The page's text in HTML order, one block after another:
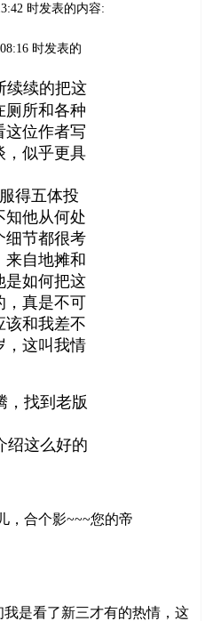
时发表的内容:
时发表的
续续的把这
所和各种
位作者写
，似乎更具
得五体投
知他从何处
细节都很考
来自地摊和
是如何把这
，真是不可
该和我差不
，这叫我情
找到老版
这么好的
，合个影~~~您的帝
是看了新三才有的热情，这